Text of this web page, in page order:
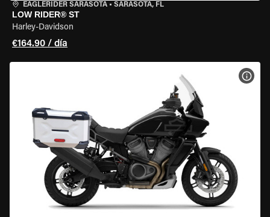
EAGLERIDER SARASOTA • SARASOTA, FL
LOW RIDER® ST
Harley-Davidson
€164.90 / día
VER